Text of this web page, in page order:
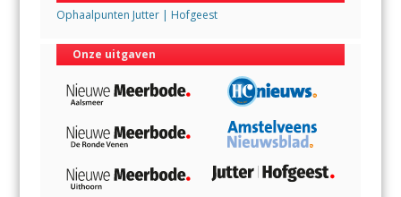
Ophaalpunten Jutter | Hofgeest
Onze uitgaven